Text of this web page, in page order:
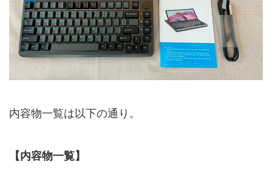
内容物一覧は以下の通り。
【内容物一覧】